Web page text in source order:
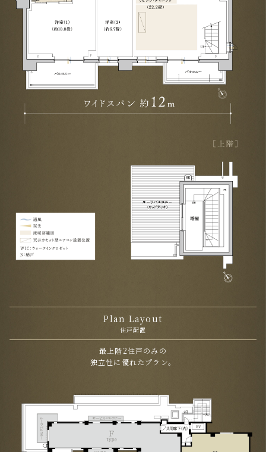
Plan Layout
住戸配置
最上階2住戸のみの
独立性に優れたプラン。